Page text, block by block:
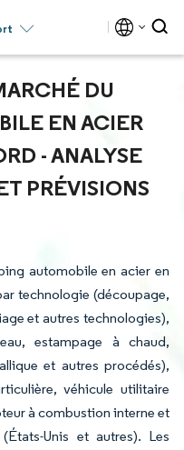
DU
EN ACIER
- ANALYSE
PRÉVISIONS
automobile en acier en
technologie (découpage,
et autres technologies),
estampage à chaud,
et autres procédés),
véhicule utilitaire
à combustion interne et
Unis et autres). Les